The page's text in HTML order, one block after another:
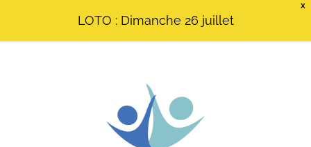
X
LOTO : Dimanche 26 juillet